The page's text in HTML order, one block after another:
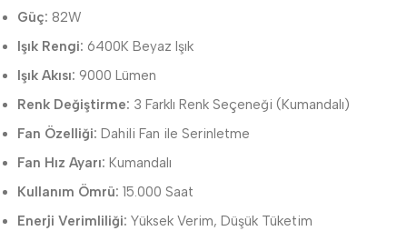
Güç: 82W
Işık Rengi: 6400K Beyaz Işık
Işık Akısı: 9000 Lümen
Renk Değiştirme: 3 Farklı Renk Seçeneği (Kumandalı)
Fan Özelliği: Dahili Fan ile Serinletme
Fan Hız Ayarı: Kumandalı
Kullanım Ömrü: 15.000 Saat
Enerji Verimliliği: Yüksek Verim, Düşük Tüketim